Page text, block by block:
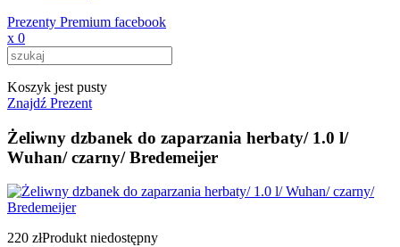
Prezenty Premium facebook
x 0
Koszyk jest pusty
Znajdź Prezent
Żeliwny dzbanek do zaparzania herbaty/ 1.0 l/
Wuhan/ czarny/ Bredemeijer
220 złProdukt niedostępny